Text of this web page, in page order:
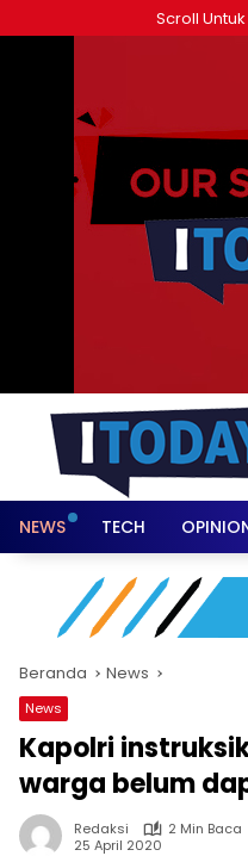
ke
Scroll
NEWS TECH
Beranda News
News
Kapolri
warga belum
Redaksi
2 Min Baca
25 April 2020